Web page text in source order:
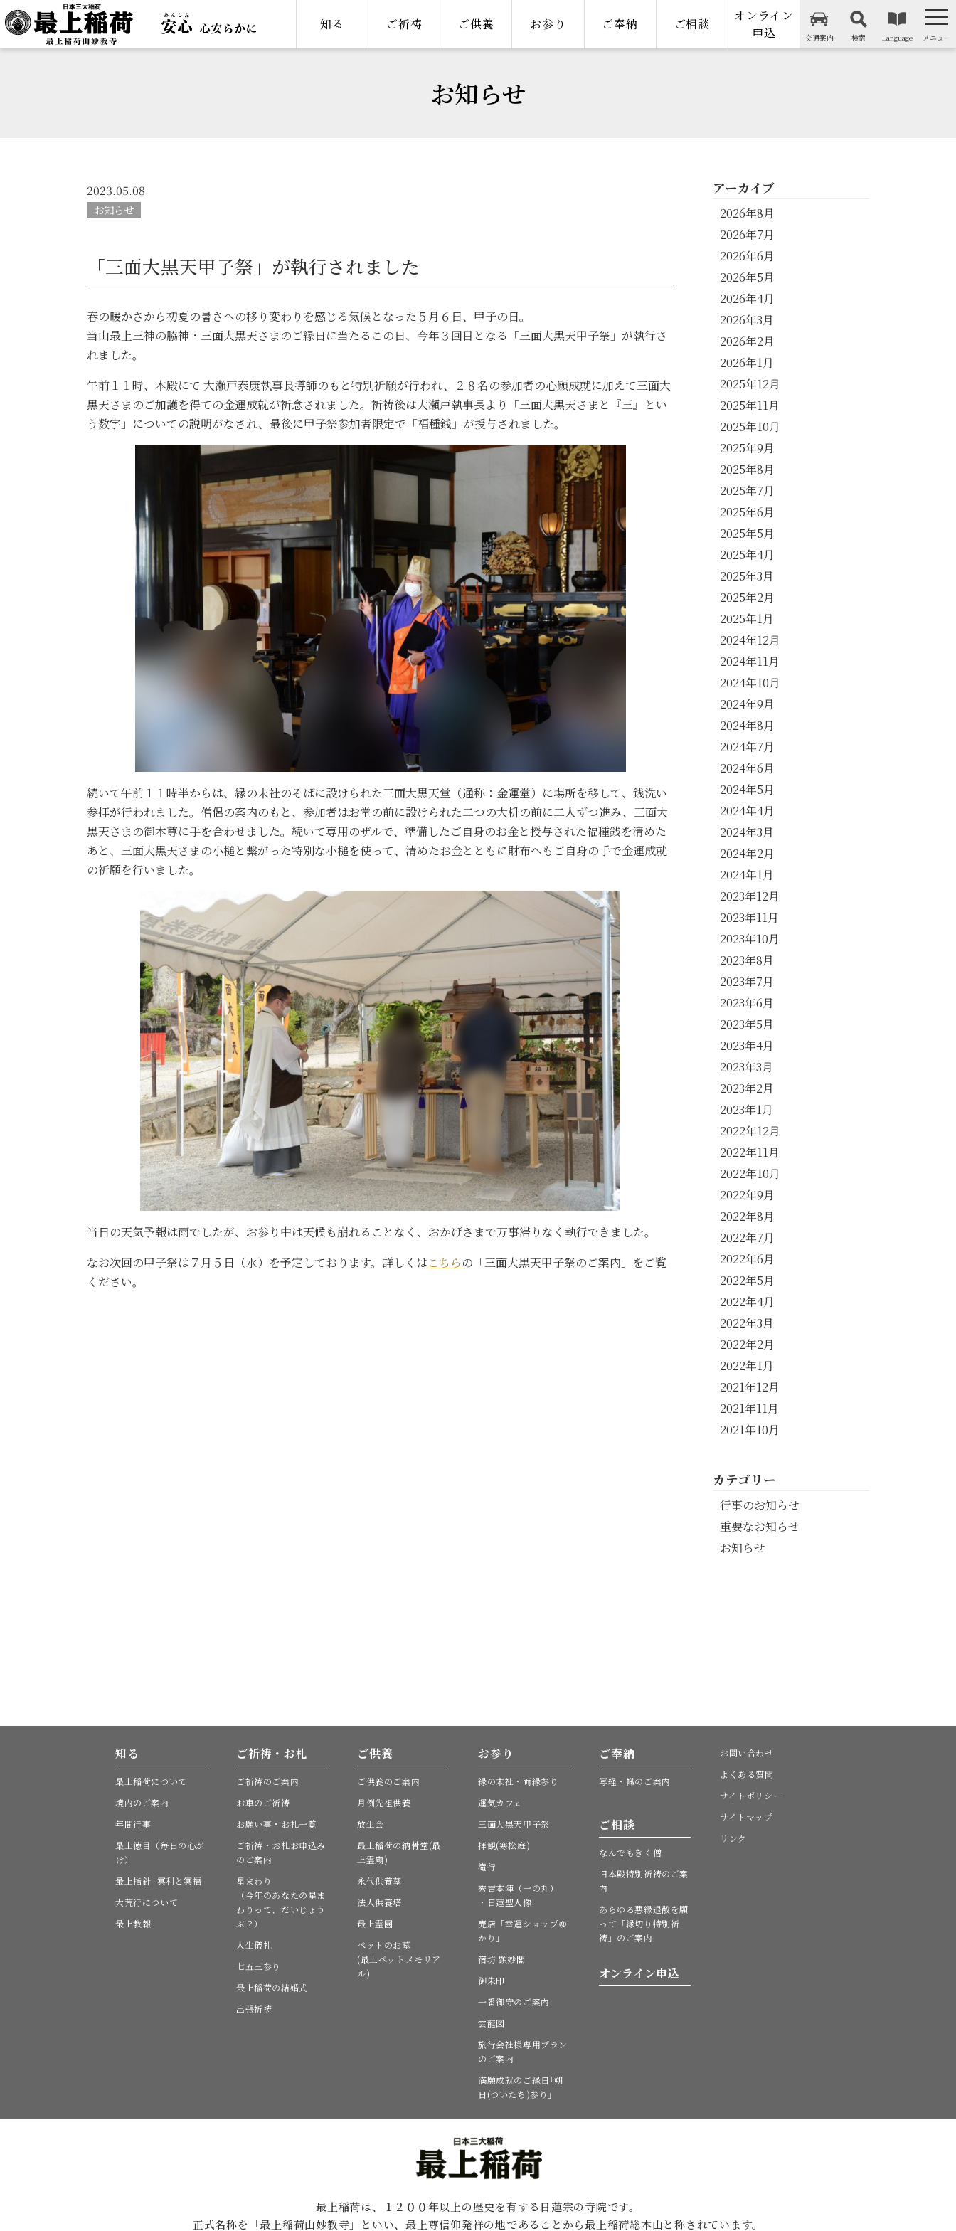
知る ご祈祷 ご供養 お参り ご奉納 ご相談
オンライン
申込
交通案内 検索 Language メニュー
お知らせ
2023.05.08
お知らせ
「三面大黒天甲子祭」が執行されました
春の暖かさから初夏の暑さへの移り変わりを感じる気候となった５月６日、甲子の日。
当山最上三神の脇神・三面大黒天さまのご縁日に当たるこの日、今年３回目となる「三面大黒天甲子祭」が執行さ
れました。
午前１１時、本殿にて 大瀬戸泰康執事長導師のもと特別祈願が行われ、２８名の参加者の心願成就に加えて三面大
黒天さまのご加護を得ての金運成就が祈念されました。祈祷後は大瀬戸執事長より「三面大黒天さまと『三』とい
う数字」についての説明がなされ、最後に甲子祭参加者限定で「福種銭」が授与されました。
続いて午前１１時半からは、縁の末社のそばに設けられた三面大黒天堂（通称：金運堂）に場所を移して、銭洗い
参拝が行われました。僧侶の案内のもと、参加者はお堂の前に設けられた二つの大枡の前に二人ずつ進み、三面大
黒天さまの御本尊に手を合わせました。続いて専用のザルで、準備したご自身のお金と授与された福種銭を清めた
あと、三面大黒天さまの小槌と繋がった特別な小槌を使って、清めたお金とともに財布へもご自身の手で金運成就
の祈願を行いました。
当日の天気予報は雨でしたが、お参り中は天候も崩れることなく、おかげさまで万事滞りなく執行できました。
なお次回の甲子祭は７月５日（水）を予定しております。詳しくはこちら の「三面大黒天甲子祭のご案内」をご覧
ください。
アーカイブ
2026年8月
2026年7月
2026年6月
2026年5月
2026年4月
2026年3月
2026年2月
2026年1月
2025年12月
2025年11月
2025年10月
2025年9月
2025年8月
2025年7月
2025年6月
2025年5月
2025年4月
2025年3月
2025年2月
2025年1月
2024年12月
2024年11月
2024年10月
2024年9月
2024年8月
2024年7月
2024年6月
2024年5月
2024年4月
2024年3月
2024年2月
2024年1月
2023年12月
2023年11月
2023年10月
2023年8月
2023年7月
2023年6月
2023年5月
2023年4月
2023年3月
2023年2月
2023年1月
2022年12月
2022年11月
2022年10月
2022年9月
2022年8月
2022年7月
2022年6月
2022年5月
2022年4月
2022年3月
2022年2月
2022年1月
2021年12月
2021年11月
2021年10月
カテゴリー
行事のお知らせ
重要なお知らせ
お知らせ
知る
最上稲荷について
境内のご案内
年間行事
最上徳目（毎日の心が
け）
最上指針 -冥利と冥福-
大荒行について
最上教報
ご祈祷・お札
ご祈祷のご案内
お車のご祈祷
お願い事・お札一覧
ご祈祷・お札お申込み
のご案内
星まわり
（今年のあなたの星ま
わりって、だいじょう
ぶ？）
人生儀礼
七五三参り
最上稲荷の結婚式
出張祈祷
ご供養
ご供養のご案内
月例先祖供養
放生会
最上稲荷の納骨堂(最
上霊廟)
永代供養墓
法人供養塔
最上霊園
ペットのお墓
(最上ペットメモリア
ル)
お参り
縁の末社・両縁参り
運気カフェ
三面大黒天甲子祭
拝観(寒松庭)
滝行
秀吉本陣（一の丸）
・日蓮聖人像
売店「幸運ショップゆ
かり」
宿坊 顕妙閣
御朱印
一番御守のご案内
雲龍図
旅行会社様専用プラン
のご案内
満願成就のご縁日｢朔
日(ついたち)参り｣
ご奉納
写経・幟のご案内
ご相談
なんでもきく僧
旧本殿特別祈祷のご案
内
あらゆる悪縁退散を願
って「縁切り特別祈
祷」のご案内
オンライン申込
お問い合わせ
よくある質問
サイトポリシー
サイトマップ
リンク
最上稲荷は、１２００年以上の歴史を有する 日蓮宗の寺院です。
正式名称を「最上稲荷山妙教寺」といい、最上尊信仰発祥の地であることから最上稲荷総本山と称されています。